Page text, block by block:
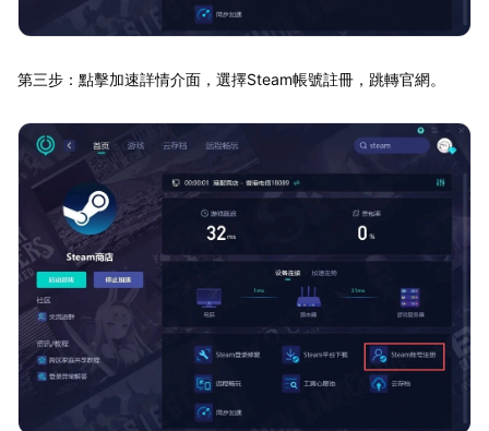
第三步：點擊加速詳情介面，選擇Steam帳號註冊，跳轉官網。